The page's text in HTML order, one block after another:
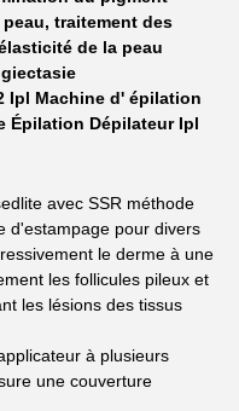
traitement des
de la peau
Ipl Machine d' épilation
Épilation Dépilateur Ipl
avec SSR méthode
d'estampage pour divers
le derme à une
les follicules pileux et
les lésions des tissus
à plusieurs
une couverture